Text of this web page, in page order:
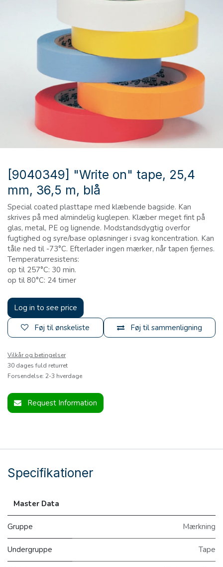
[9040349] "Write on" tape, 25,4
mm, 36,5 m, blå
Special coated plasttape med klæbende bagside. Kan
skrives på med almindelig kuglepen. Klæber meget fint på
glas, metal, PE og lignende. Modstandsdygtig overfor
fugtighed og syre/base opløsninger i svag koncentration. Kan
tåle ned til -73°C. Efterlader ingen mærker, når tapen fjernes.
Temperaturresistens:
op til 257°C: 30 min.
op til 80°C: 24 timer
Log in to see price
Føj til sammenligning
Føj til ønskeliste
Vilkår og betingelser
30 dages fuld returret
Forsendelse: 2-3 hverdage
Request Information
Specifikationer
Master Data
Gruppe Mærkning
Undergruppe Tape